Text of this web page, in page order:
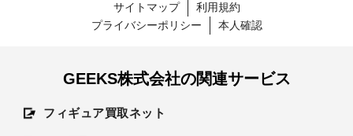
サイトマップ
利用規約
プライバシーポリシー
本人確認
GEEKS株式会社の関連サービス
フィギュア買取ネット